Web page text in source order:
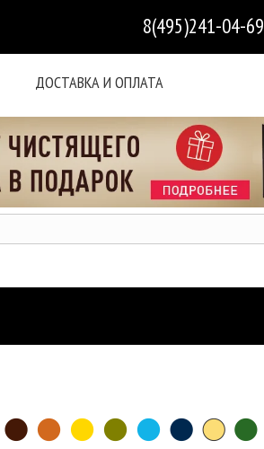
8(495)241-04-69
ДОСТАВКА И ОПЛАТА